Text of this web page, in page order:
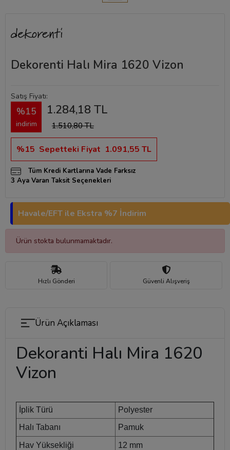
Dekorenti Halı Mira 1620 Vizon
Satış Fiyatı:
%15
indirim 1.510,80 TL
1.284,18 TL
%15 Sepetteki Fiyat 1.091,55 TL
Tüm Kredi Kartlarına Vade Farksız
3 Aya Varan Taksit Seçenekleri
Havale/EFT ile Ekstra %7 İndirim
Ürün stokta bulunmamaktadır.
Hızlı Gönderi Güvenli Alışveriş
Ürün Açıklaması
Dekoranti Halı Mira 1620
Vizon
İplik Türü
Polyester
Halı Tabanı
Pamuk
Hav Yüksekliği 12 mm